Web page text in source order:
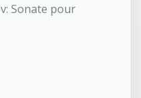
Sonate pour